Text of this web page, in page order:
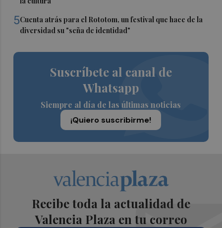
5Cuenta atrás para el Rototom, un festival que hace de la
diversidad su "seña de identidad"
Suscríbete al canal de
Whatsapp
Siempre al día de las últimas noticias
¡Quiero suscribirme!
Recibe toda la actualidad de
Valencia Plaza en tu correo